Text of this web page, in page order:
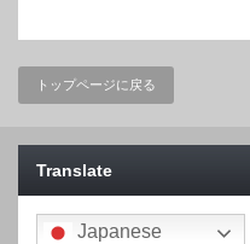
トップページに戻る
Translate
Japanese